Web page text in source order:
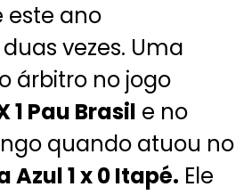
este ano
vezes. Uma
árbitro no jogo
1 Pau Brasil e no
quando atuou no
Azul 1 x 0 Itapé. Ele